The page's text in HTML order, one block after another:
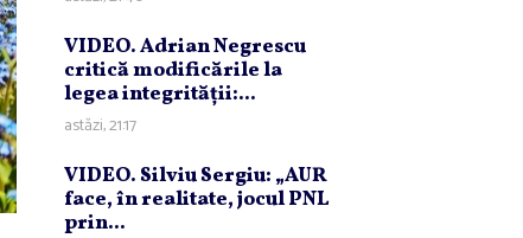
VIDEO. Adrian Negrescu
critică modificările la
legea integrităţii:...
astăzi, 21:17
VIDEO. Silviu Sergiu: „AUR
face, în realitate, jocul PNL
prin...